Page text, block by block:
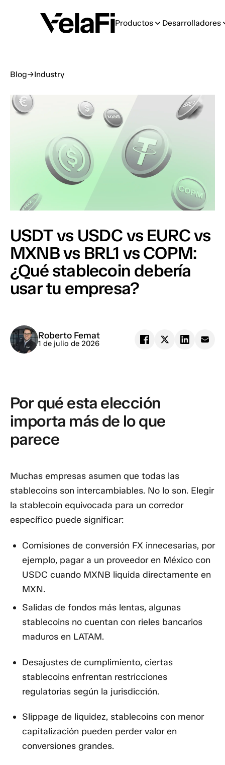
Productos Desarrolladores
Blog→Industry
USDT vs USDC vs EURC vs
MXNB vs BRL1 vs COPM:
¿Qué stablecoin debería
usar tu empresa?
Roberto Femat
1 de julio de 2026
Por qué esta elección
importa más de lo que
parece
Muchas empresas asumen que todas las
stablecoins son intercambiables. No lo son. Elegir
la stablecoin equivocada para un corredor
específico puede significar:
Comisiones de conversión FX innecesarias, por
ejemplo, pagar a un proveedor en México con
USDC cuando MXNB liquida directamente en
MXN.
Salidas de fondos más lentas, algunas
stablecoins no cuentan con rieles bancarios
maduros en LATAM.
Desajustes de cumplimiento, ciertas
stablecoins enfrentan restricciones
regulatorias según la jurisdicción.
Slippage de liquidez, stablecoins con menor
capitalización pueden perder valor en
conversiones grandes.